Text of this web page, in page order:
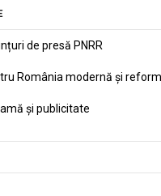
de presă PNRR
România modernă și
și publicitate